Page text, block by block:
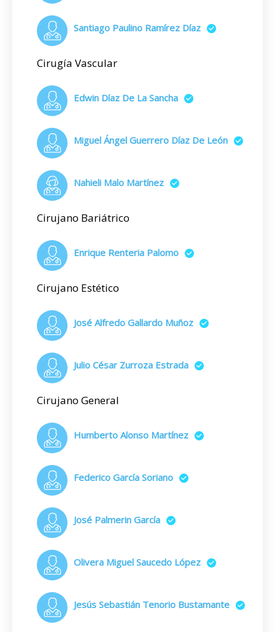
Santiago Paulino Ramírez Díaz
Cirugía Vascular
Edwin Díaz De La Sancha
Miguel Ángel Guerrero Díaz De León
Nahieli Malo Martínez
Cirujano Bariátrico
Enrique Renteria Palomo
Cirujano Estético
José Alfredo Gallardo Muñoz
Julio César Zurroza Estrada
Cirujano General
Humberto Alonso Martínez
Federico García Soriano
José Palmerin García
Olivera Miguel Saucedo López
Jesús Sebastián Tenorio Bustamante